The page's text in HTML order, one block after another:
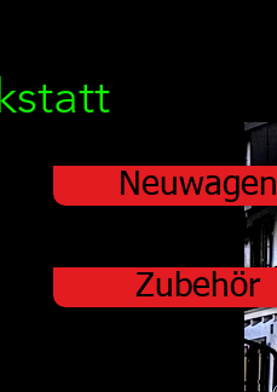
Neuwagen
Zubehör